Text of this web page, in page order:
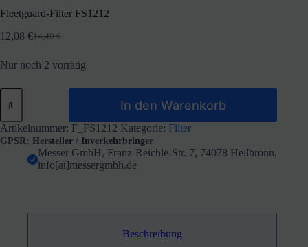
Fleetguard-Filter FS1212
14,49€
Ursprünglicher
war:
12,08 €Aktueller
ist:
Nur noch 2 vorrätig
Fleetguard-
Filter
Menge
In den Warenkorb
Artikelnummer: F_FS1212 Kategorie: Filter
GPSR: Hersteller / Inverkehrbringer
Messer GmbH, Franz-Reichle-Str. 7, 74078 Heilbronn,
info[at]messergmbh.de
Beschreibung